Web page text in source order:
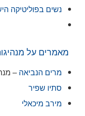
נשים בפוליטיקה
מאמרים על
מרים הנביאה –
סתיו שפיר
מירב מיכאלי